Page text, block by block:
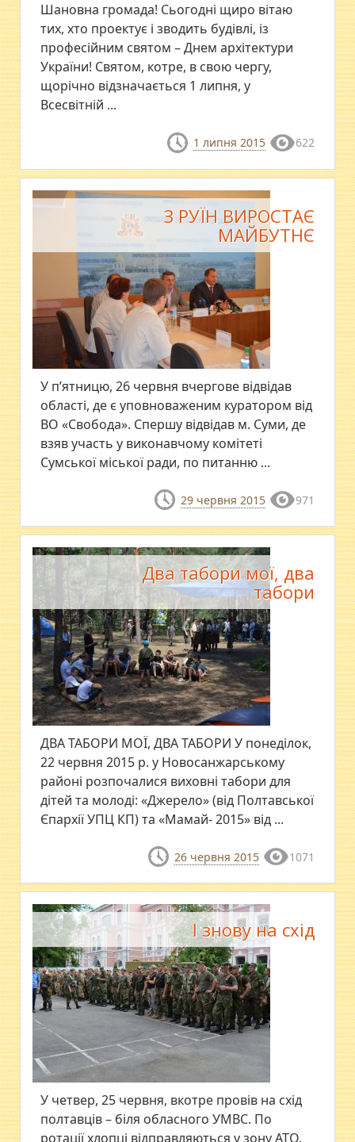
Шановна громада! Сьогодні щиро вітаю
тих, хто проектує і зводить будівлі, із
професійним святом – Днем архітектури
України! Святом, котре, в свою чергу,
щорічно відзначається 1 липня, у
Всесвітній ...
1 липня 2015 622
З РУЇН ВИРОСТАЄ
МАЙБУТНЄ
У п’ятницю, 26 червня вчергове відвідав
області, де є уповноваженим куратором від
ВО «Свобода». Спершу відвідав м. Суми, де
взяв участь у виконавчому комітеті
Сумської міської ради, по питанню ...
29 червня 2015 971
Два табори мої, два
табори
ДВА ТАБОРИ МОЇ, ДВА ТАБОРИ У понеділок,
22 червня 2015 р. у Новосанжарському
районі розпочалися виховні табори для
дітей та молоді: «Джерело» (від Полтавської
Єпархії УПЦ КП) та «Мамай- 2015» від ...
26 червня 2015 1071
І знову на схід
У четвер, 25 червня, вкотре провів на схід
полтавців – біля обласного УМВС. По
ротації хлопці відправляються у зону АТО.